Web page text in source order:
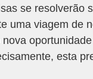
se resolverão
uma viagem de
esta